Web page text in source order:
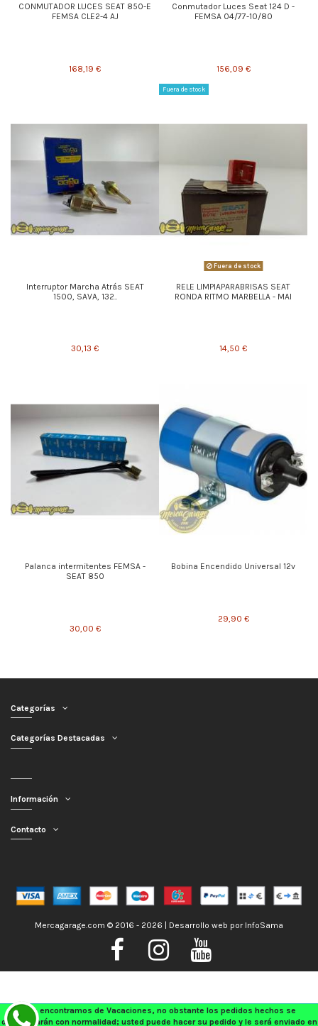
Nos encontramos de Vacaciones, no obstante los pedidos hechos se
despacharán con normalidad; usted puede hacer su pedido y le será enviado en
CONMUTADOR LUCES SEAT 850-E
FEMSA CLE2-4 AJ
168,19 €
Conmutador Luces Seat 124 D -
FEMSA 04/77-10/80
156,09 €
Interruptor Marcha Atrás SEAT
1500, SAVA, 132..
30,13 €
Fuera de stock
Fuera de stock
RELE LIMPIAPARABRISAS SEAT
RONDA RITMO MARBELLA - MAI
14,50 €
Palanca intermitentes FEMSA -
SEAT 850
30,00 €
Bobina Encendido Universal 12v
29,90 €
Categorías
Categorías Destacadas
Información
Contacto
Mercagarage.com © 2016 - 2026 | Desarrollo web por InfoSama